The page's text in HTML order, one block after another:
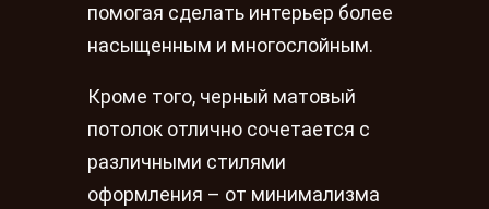
помогая сделать интерьер более
насыщенным и многослойным.
Кроме того, черный матовый
потолок отлично сочетается с
различными стилями
оформления – от минимализма